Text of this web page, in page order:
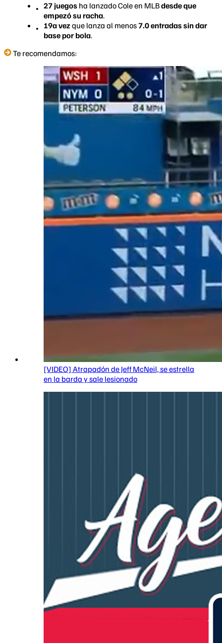
27 juegos ha lanzado Cole en MLBdesde que
empezó su racha.
19a vezque lanza al menos7.0 entradas sin dar
base por bola.
Te recomendamos:
[VIDEO] Atrapadón de Jeff McNeil, se estrella
en la barda y sale lesionado